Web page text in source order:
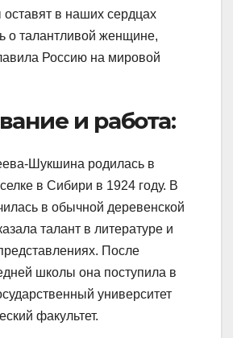
оставят в наших сердцах
о талантливой женщине,
Россию на мировой
и работа:
Шукшина родилась в
в Сибири в 1924 году. В
в обычной деревенской
талант в литературе и
После
школы она поступила в
университет
факультет.